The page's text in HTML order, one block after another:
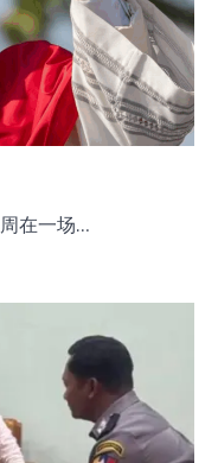
在一场…